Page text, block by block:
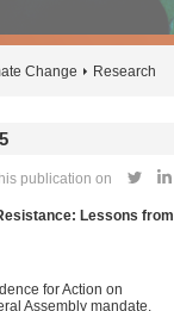
Change
Research
publication on
Lessons from
for Action on
Assembly mandate.